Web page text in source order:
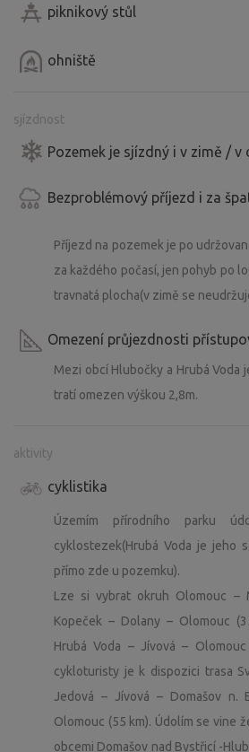
piknikový stůl
ohniště
sjízdnost
Pozemek je sjízdný i v zimě / v
Bezproblémový příjezd i za
Příjezd na pozemek je po
za každého počasí, jen pohyb po
travnatá plocha(v zimě se
Omezení průjezdnosti
Mezi obcí Hlubočky a Hrubá
tratí omezen výškou 2,8m.
aktivity
cyklistika
Územím přírodního parku
cyklostezek(Hrubá Voda je jeho
přímo zde u pozemku).
Lze si vybrat okruh Olomouc –
Kopeček – Dolany – Olomouc
Hrubá Voda – Jívová –
cykloturisty je k dispozici trasa
Jedová – Jívová – Domašov n.
Olomouc (55 km). Údolím se vine
obcemi Domašov nad Bystřicí -